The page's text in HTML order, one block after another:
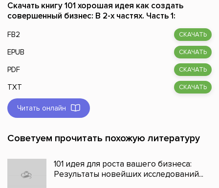
Скачать книгу 101 хорошая идея как создать
совершенный бизнес: В 2-х частях. Часть 1:
FB2 СКАЧАТЬ
EPUB СКАЧАТЬ
PDF СКАЧАТЬ
TXT СКАЧАТЬ
Читать онлайн
Советуем прочитать похожую литературу
101 идея для роста вашего бизнеса:
Результаты новейших исследований...